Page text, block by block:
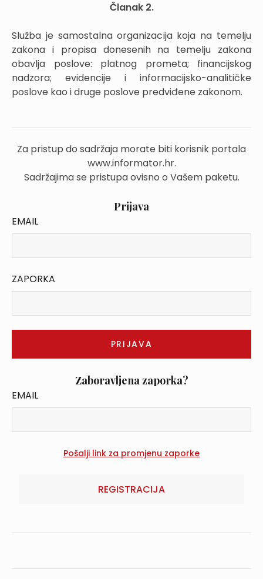
Članak 2.
Služba je samostalna organizacija koja na temelju
zakona i propisa donesenih na temelju zakona
obavlja poslove: platnog prometa; financijskog
nadzora; evidencije i informacijsko-analitičke
poslove kao i druge poslove predviđene zakonom.
Za pristup do sadržaja morate biti korisnik portala
www.informator.hr.
Sadržajima se pristupa ovisno o Vašem paketu.
Prijava
EMAIL
ZAPORKA
Zaboravljena zaporka?
EMAIL
REGISTRACIJA